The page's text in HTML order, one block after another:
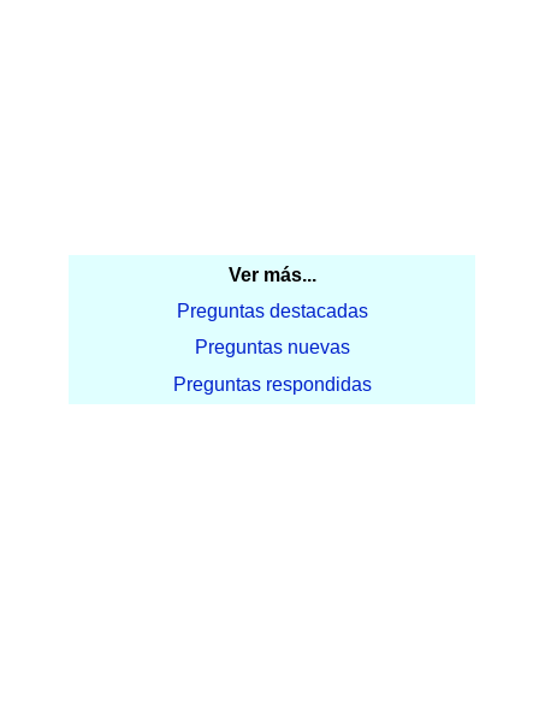
Ver más...
Preguntas destacadas
Preguntas nuevas
Preguntas respondidas